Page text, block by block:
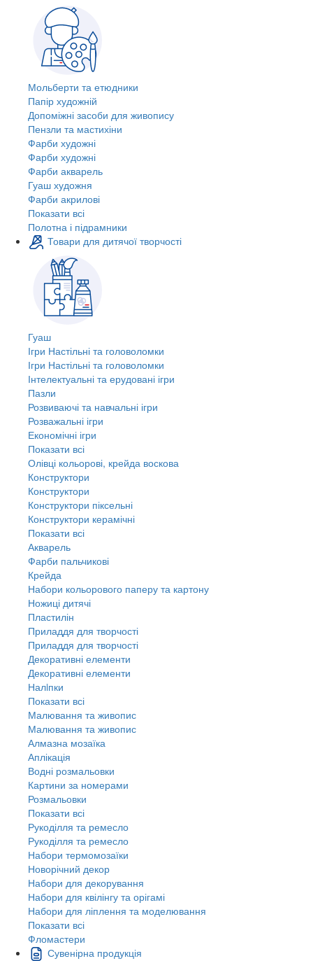
Мольберти та етюдники
Папір художній
Допоміжні засоби для живопису
Пензли та мастихіни
Фарби художні
Фарби художні
Фарби акварель
Гуаш художня
Фарби акрилові
Показати всі
Полотна і підрамники
Товари для дитячої творчості
Гуаш
Ігри Настільні та головоломки
Ігри Настільні та головоломки
Інтелектуальні та ерудовані ігри
Пазли
Розвиваючі та навчальні ігри
Розважальні ігри
Економічні ігри
Показати всі
Олівці кольорові, крейда воскова
Конструктори
Конструктори
Конструктори піксельні
Конструктори керамічні
Показати всі
Акварель
Фарби пальчикові
Крейда
Набори кольорового паперу та картону
Ножиці дитячі
Пластилін
Приладдя для творчості
Приладдя для творчості
Декоративні елементи
Декоративні елементи
Налiпки
Показати всі
Малювання та живопис
Малювання та живопис
Алмазна мозаїка
Аплікація
Водні розмальовки
Картини за номерами
Розмальовки
Показати всі
Рукоділля та ремесло
Рукоділля та ремесло
Набори термомозаїки
Новорічний декор
Набори для декорування
Набори для квілінгу та орігамі
Набори для ліплення та моделювання
Показати всі
Фломастери
Сувенірна продукція